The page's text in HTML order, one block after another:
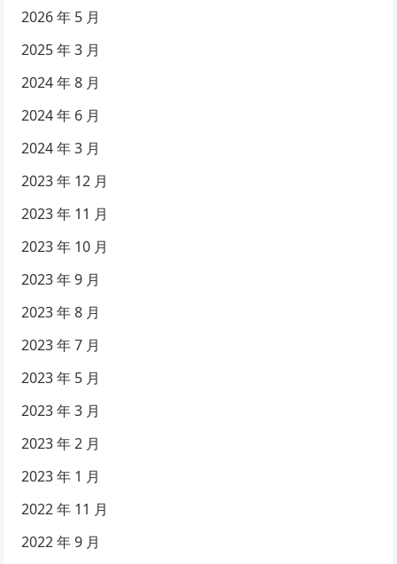
2026 年 5 月
2025 年 3 月
2024 年 8 月
2024 年 6 月
2024 年 3 月
2023 年 12 月
2023 年 11 月
2023 年 10 月
2023 年 9 月
2023 年 8 月
2023 年 7 月
2023 年 5 月
2023 年 3 月
2023 年 2 月
2023 年 1 月
2022 年 11 月
2022 年 9 月